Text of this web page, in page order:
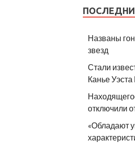
Названы
звезд
Стали
Канье
отключили
«Обладают